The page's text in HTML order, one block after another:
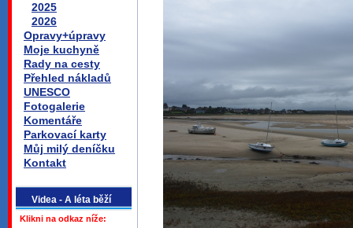
2025
2026
Opravy+úpravy
Moje kuchyně
Rady na cesty
Přehled nákladů
UNESCO
Fotogalerie
Komentáře
Parkovací karty
Můj milý deníčku
Kontakt
Videa - A léta běží
Klikni na odkaz níže: